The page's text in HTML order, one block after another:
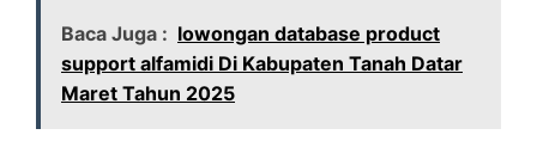
Baca Juga : lowongan database product
support alfamidi Di Kabupaten Tanah Datar
Maret Tahun 2025